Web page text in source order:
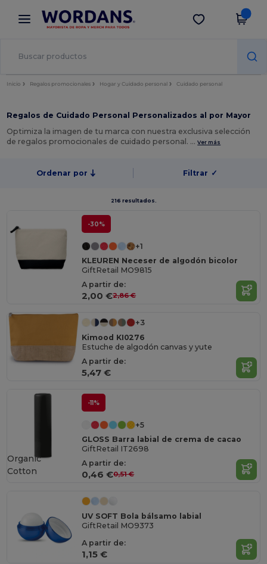
× App de Wordans
¡Mejores precios en app!
Descargar app
Inicio Regalos promocionales Hogar y Cuidado personal Cuidado personal
Regalos de Cuidado Personal Personalizados al por Mayor
Optimiza la imagen de tu marca con nuestra exclusiva selección
de regalos promocionales de cuidado personal. …Ver más
Ordenar por Filtrar ✓
216 resultados.
-30%
+1
KLEUREN Neceser de algodón bicolor
GiftRetail MO9815
A partir de:
2,00 €2,86 €
+3
Kimood KI0276
Estuche de algodón canvas y yute
A partir de:
5,47 €
-11%
+5
GLOSS Barra labial de crema de cacao
GiftRetail IT2698
A partir de:
0,46 €0,51 €
Organic
Cotton
UV SOFT Bola bálsamo labial
GiftRetail MO9373
A partir de:
1,15 €